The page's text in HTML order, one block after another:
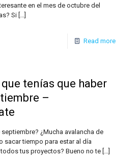
en el mes de octubre del
Si
Read more
tenías que haber
–
septiembre? ¿Mucha avalancha de
sacar tiempo para estar al día
tus proyectos? Bueno no te